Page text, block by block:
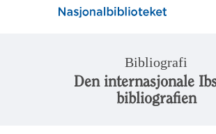
Bibliografi
Den internasjonale
bibliografien